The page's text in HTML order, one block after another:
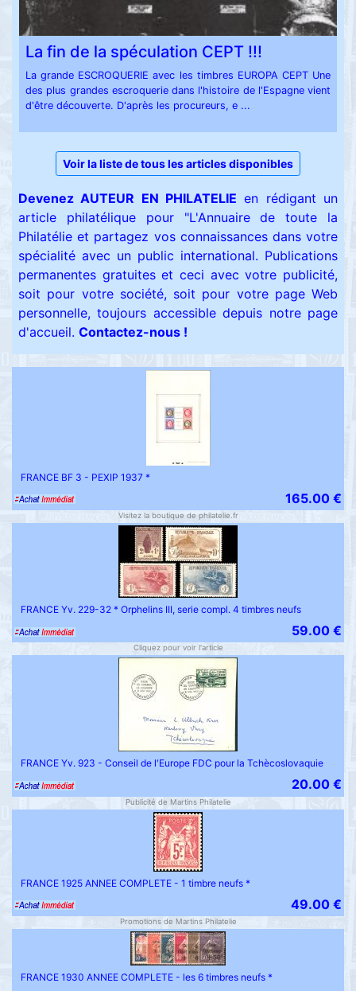
La fin de la spéculation CEPT !!!
La grande ESCROQUERIE avec les timbres EUROPA CEPT Une
des plus grandes escroquerie dans l'histoire de l'Espagne vient
d'être découverte. D'après les procureurs, e ...
Voir la liste de tous les articles disponibles
Devenez AUTEUR EN PHILATELIE en rédigant un
article philatélique pour "L'Annuaire de toute la
Philatélie et partagez vos connaissances dans votre
spécialité avec un public international. Publications
permanentes gratuites et ceci avec votre publicité,
soit pour votre société, soit pour votre page Web
personnelle, toujours accessible depuis notre page
d'accueil. Contactez-nous !
FRANCE BF 3 - PEXIP 1937 *
165.00 €
Visitez la boutique de philatelie.fr
FRANCE Yv. 229-32 * Orphelins III, serie compl. 4 timbres neufs
59.00 €
Cliquez pour voir l'article
FRANCE Yv. 923 - Conseil de l'Europe FDC pour la Tchècoslovaquie
20.00 €
Publicité de Martins Philatelie
FRANCE 1925 ANNEE COMPLETE - 1 timbre neufs *
49.00 €
Promotions de Martins Philatelie
FRANCE 1930 ANNEE COMPLETE - les 6 timbres neufs *